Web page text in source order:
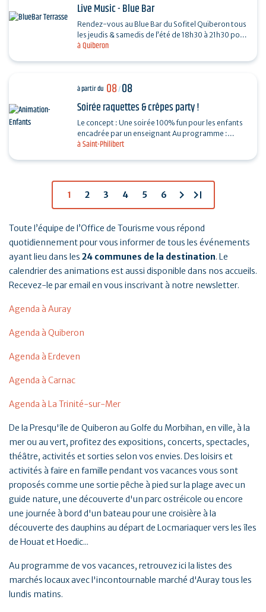
à Quiberon
Live Music - Blue Bar
Rendez-vous au Blue Bar du Sofitel Quiberon tous
les jeudis & samedis de l’été de 18h30 à 21h30 pour
vivre des instants musicaux & conviviaux avec…
à Saint-Philibert
à partir du 08/08
Soirée raquettes & crêpes party !
Le concept : Une soirée 100% fun pour les enfants
encadrée par un enseignant Au programme :
tennis, padel et pickleball suivis d’un Breizh picnic :
1 2 3 4 5 6 chevron_right last_page
Toute l’équipe de l’Office de Tourisme vous répond
quotidiennement pour vous informer de tous les événements
ayant lieu dans les 24 communes de la destination. Le
calendrier des animations est aussi disponible dans nos accueils.
Recevez-le par email en vous inscrivant à notre newsletter.
Agenda à Auray
Agenda à Quiberon
Agenda à Erdeven
Agenda à Carnac
Agenda à La Trinité-sur-Mer
De la Presqu'île de Quiberon au Golfe du Morbihan, en ville, à la
mer ou au vert, profitez des expositions, concerts, spectacles,
théâtre, activités et sorties selon vos envies. Des loisirs et
activités à faire en famille pendant vos vacances vous sont
proposés comme une sortie pêche à pied sur la plage avec un
guide nature, une découverte d'un parc ostréicole ou encore
une journée à bord d'un bateau pour une croisière à la
découverte des dauphins au départ de Locmariaquer vers les îles
de Houat et Hoedic...
Au programme de vos vacances, retrouvez ici la listes des
marchés locaux avec l'incontournable marché d'Auray tous les
lundis matins.